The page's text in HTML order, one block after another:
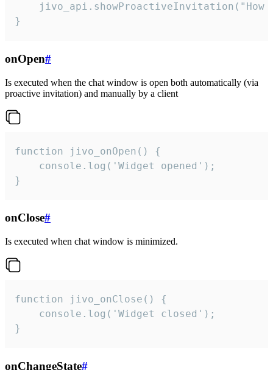
jivo_api.showProactiveInvitation("How
}
onOpen#
Is executed when the chat window is open both automatically (via
proactive invitation) and manually by a client
function jivo_onOpen() {
    console.log('Widget opened');
}
onClose#
Is executed when chat window is minimized.
function jivo_onClose() {
    console.log('Widget closed');
}
onChangeState#